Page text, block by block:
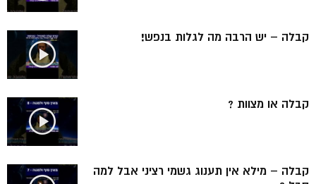
קבלה – יש הרבה מה לגלות בנפש!
קבלה או מצוות ?
קבלה – מילא אין תענוג גשמי רציני אבל למה